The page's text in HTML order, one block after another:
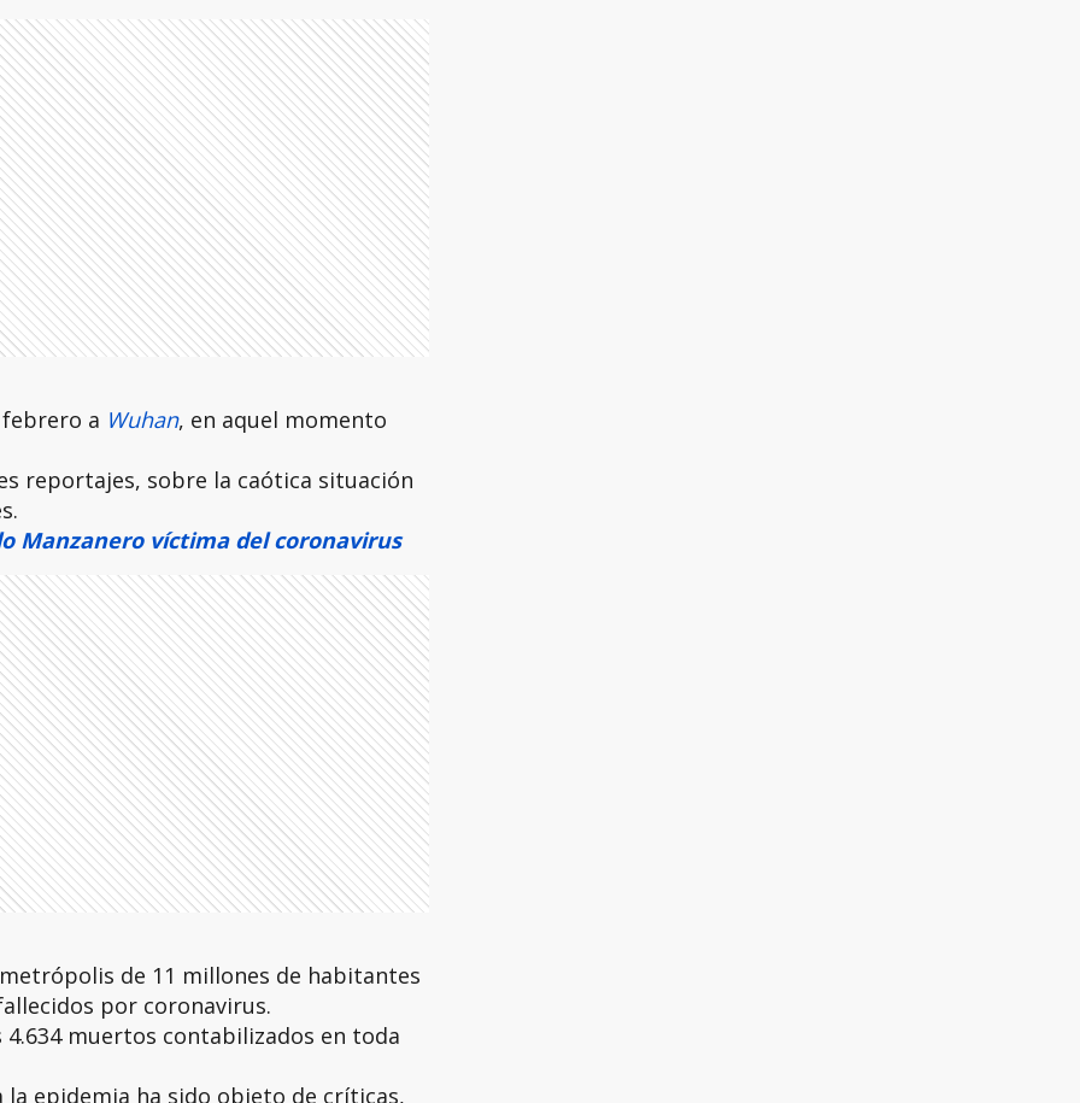
a Wuhan, en aquel momento
reportajes, sobre la caótica situación
Manzanero víctima del coronavirus
de 11 millones de habitantes
por coronavirus.
muertos contabilizados en toda
la epidemia ha sido objeto de críticas,